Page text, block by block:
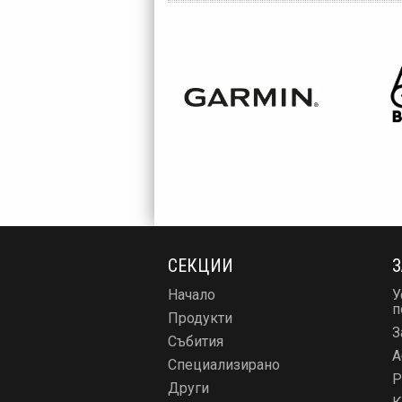
СЕКЦИИ
Начало
Продукти
Събития
Специализирано
Други